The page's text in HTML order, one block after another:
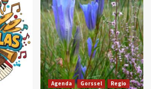
Agenda Gorssel Regio